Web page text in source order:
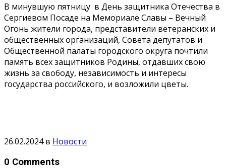
В минувшую пятницу в День защитника Отечества в
Сергиевом Посаде на Мемориале Славы – Вечный
Огонь жители города, представители ветеранских и
общественных организаций, Совета депутатов и
Общественной палаты городского округа почтили
память всех защитников Родины, отдавших свою
жизнь за свободу, независимость и интересы
государства российского, и возложили цветы.
26.02.2024в Новости
0 Comments